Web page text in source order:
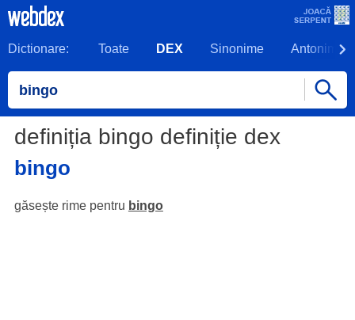
Dictionare: Toate DEX Sinonime Antonime
definiția bingo definiție dex
bingo
găsește rime pentru bingo